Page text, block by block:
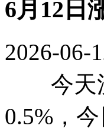
6月12日
2026-06-
今天沪
0.5%，